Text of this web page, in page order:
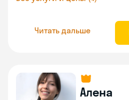
Читать дальше
Алена